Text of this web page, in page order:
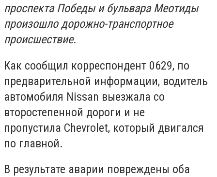
проспекта Победы и бульвара Меотиды
произошло дорожно-транспортное
происшествие.
Как сообщил корреспондент 0629, по
предварительной информации, водитель
автомобиля Nissan выезжала со
второстепенной дороги и не
пропустила Chevrolet, который двигался
по главной.
В результате аварии повреждены оба